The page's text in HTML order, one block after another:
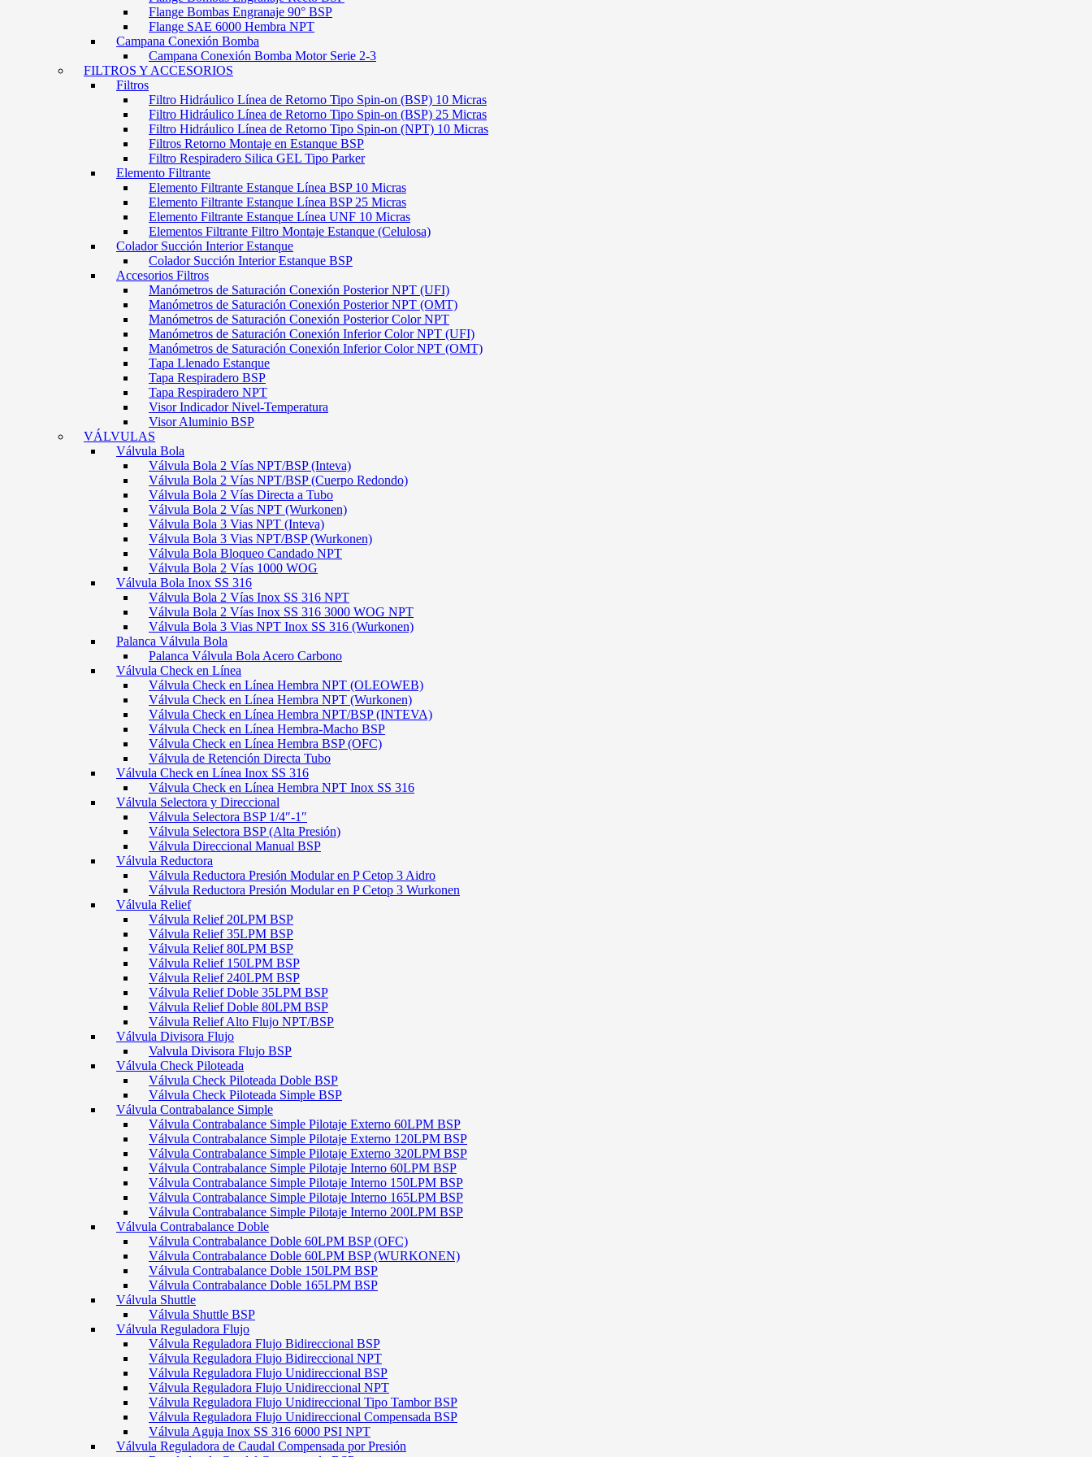
Flange Bombas Engranaje 90° BSP
Flange SAE 6000 Hembra NPT
Campana Conexión Bomba
Campana Conexión Bomba Motor Serie 2-3
FILTROS Y ACCESORIOS
Filtros
Filtro Hidráulico Línea de Retorno Tipo Spin-on (BSP) 10 Micras
Filtro Hidráulico Línea de Retorno Tipo Spin-on (BSP) 25 Micras
Filtro Hidráulico Línea de Retorno Tipo Spin-on (NPT) 10 Micras
Filtros Retorno Montaje en Estanque BSP
Filtro Respiradero Silica GEL Tipo Parker
Elemento Filtrante
Elemento Filtrante Estanque Línea BSP 10 Micras
Elemento Filtrante Estanque Línea BSP 25 Micras
Elemento Filtrante Estanque Línea UNF 10 Micras
Elementos Filtrante Filtro Montaje Estanque (Celulosa)
Colador Succión Interior Estanque
Colador Succión Interior Estanque BSP
Accesorios Filtros
Manómetros de Saturación Conexión Posterior NPT (UFI)
Manómetros de Saturación Conexión Posterior NPT (OMT)
Manómetros de Saturación Conexión Posterior Color NPT
Manómetros de Saturación Conexión Inferior Color NPT (UFI)
Manómetros de Saturación Conexión Inferior Color NPT (OMT)
Tapa Llenado Estanque
Tapa Respiradero BSP
Tapa Respiradero NPT
Visor Indicador Nivel-Temperatura
Visor Aluminio BSP
VÁLVULAS
Válvula Bola
Válvula Bola 2 Vías NPT/BSP (Inteva)
Válvula Bola 2 Vías NPT/BSP (Cuerpo Redondo)
Válvula Bola 2 Vías Directa a Tubo
Válvula Bola 2 Vías NPT (Wurkonen)
Válvula Bola 3 Vias NPT (Inteva)
Válvula Bola 3 Vias NPT/BSP (Wurkonen)
Válvula Bola Bloqueo Candado NPT
Válvula Bola 2 Vías 1000 WOG
Válvula Bola Inox SS 316
Válvula Bola 2 Vías Inox SS 316 NPT
Válvula Bola 2 Vías Inox SS 316 3000 WOG NPT
Válvula Bola 3 Vias NPT Inox SS 316 (Wurkonen)
Palanca Válvula Bola
Palanca Válvula Bola Acero Carbono
Válvula Check en Línea
Válvula Check en Línea Hembra NPT (OLEOWEB)
Válvula Check en Línea Hembra NPT (Wurkonen)
Válvula Check en Línea Hembra NPT/BSP (INTEVA)
Válvula Check en Línea Hembra-Macho BSP
Válvula Check en Línea Hembra BSP (OFC)
Válvula de Retención Directa Tubo
Válvula Check en Línea Inox SS 316
Válvula Check en Línea Hembra NPT Inox SS 316
Válvula Selectora y Direccional
Válvula Selectora BSP 1/4″-1″
Válvula Selectora BSP (Alta Presión)
Válvula Direccional Manual BSP
Válvula Reductora
Válvula Reductora Presión Modular en P Cetop 3 Aidro
Válvula Reductora Presión Modular en P Cetop 3 Wurkonen
Válvula Relief
Válvula Relief 20LPM BSP
Válvula Relief 35LPM BSP
Válvula Relief 80LPM BSP
Válvula Relief 150LPM BSP
Válvula Relief 240LPM BSP
Válvula Relief Doble 35LPM BSP
Válvula Relief Doble 80LPM BSP
Válvula Relief Alto Flujo NPT/BSP
Válvula Divisora Flujo
Valvula Divisora Flujo BSP
Válvula Check Piloteada
Válvula Check Piloteada Doble BSP
Válvula Check Piloteada Simple BSP
Válvula Contrabalance Simple
Válvula Contrabalance Simple Pilotaje Externo 60LPM BSP
Válvula Contrabalance Simple Pilotaje Externo 120LPM BSP
Válvula Contrabalance Simple Pilotaje Externo 320LPM BSP
Válvula Contrabalance Simple Pilotaje Interno 60LPM BSP
Válvula Contrabalance Simple Pilotaje Interno 150LPM BSP
Válvula Contrabalance Simple Pilotaje Interno 165LPM BSP
Válvula Contrabalance Simple Pilotaje Interno 200LPM BSP
Válvula Contrabalance Doble
Válvula Contrabalance Doble 60LPM BSP (OFC)
Válvula Contrabalance Doble 60LPM BSP (WURKONEN)
Válvula Contrabalance Doble 150LPM BSP
Válvula Contrabalance Doble 165LPM BSP
Válvula Shuttle
Válvula Shuttle BSP
Válvula Reguladora Flujo
Válvula Reguladora Flujo Bidireccional BSP
Válvula Reguladora Flujo Bidireccional NPT
Válvula Reguladora Flujo Unidireccional BSP
Válvula Reguladora Flujo Unidireccional NPT
Válvula Reguladora Flujo Unidireccional Tipo Tambor BSP
Válvula Reguladora Flujo Unidireccional Compensada BSP
Válvula Aguja Inox SS 316 6000 PSI NPT
Válvula Reguladora de Caudal Compensada por Presión